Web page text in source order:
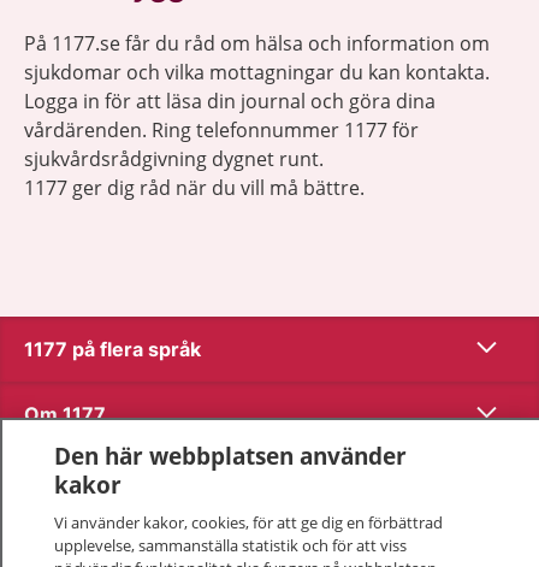
På 1177.se får du råd om hälsa och information om
sjukdomar och vilka mottagningar du kan kontakta.
Logga in för att läsa din journal och göra dina
vårdärenden. Ring telefonnummer 1177 för
sjukvårdsrådgivning dygnet runt.
1177 ger dig råd när du vill må bättre.
1177 på flera språk Visa
Om 1177 Visa
Kontakt
Den här webbplatsen använder
kakor
Vi använder kakor, cookies, för att ge dig en förbättrad
upplevelse, sammanställa statistik och för att viss